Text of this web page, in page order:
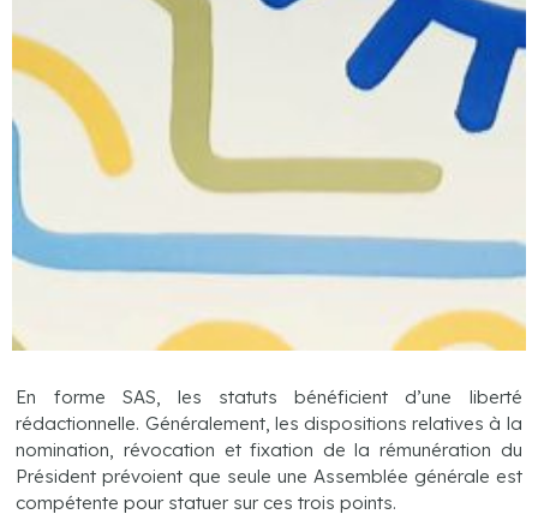
En forme SAS, les statuts bénéficient d’une liberté
rédactionnelle. Généralement, les dispositions relatives à la
nomination, révocation et fixation de la rémunération du
Président prévoient que seule une Assemblée générale est
compétente pour statuer sur ces trois points.